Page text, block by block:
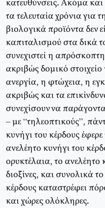
κατευθύνσεις. Ακόμα
τα τελευταία χρόνια για
βιολογικά προϊόντα δεν
καπιταλισμού στα δικά
συνεχιστεί η
ακριβώς δομικό
ανεργία, η φτώχεια, η
ακριβώς και τα
συνεχίσουν να
– με “τηλεοπτικούς”,
κυνήγι του κέρδους
ανελέητο κυνήγι του
ορυκτέλαια, το ανελέητο
διοξίνες, και συνολικά
κέρδους καταστρέφει
και χώρες ολόκληρες.